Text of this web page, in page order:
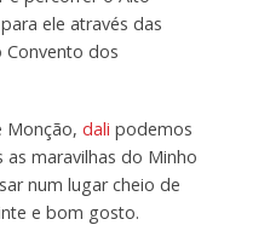
ele através das
dos
Monção, dali podemos
maravilhas do Minho
num lugar cheio de
e bom gosto.